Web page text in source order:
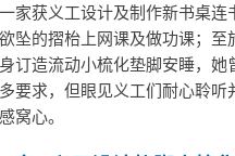
家获义工设计及制作新书桌连
坠的摺枱上网课及做功课；至
订造流动小梳化垫脚安睡，她
要求，但眼见义工们耐心聆听
窝心。